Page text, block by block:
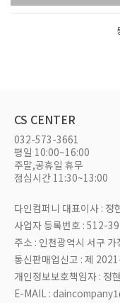
CS CENTER
032-573-3661
평일 10:00~16:00
주말,공휴일 휴무
점심시간 11:30~13:00
다인컴퍼니 대표이사 : 정
사업자 등록번호 : 512-
주소 : 인천광역시 서구
통신판매업신고 : 제
개인정보보호책임자 : 정
E-MAIL :